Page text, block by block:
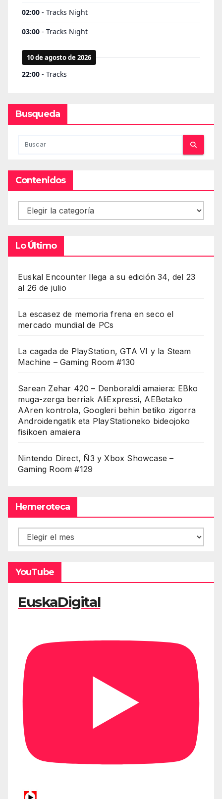
Busqueda
Contenidos
Contenidos
Lo Último
Euskal Encounter llega a su edición 34, del 23
al 26 de julio
La escasez de memoria frena en seco el
mercado mundial de PCs
La cagada de PlayStation, GTA VI y la Steam
Machine – Gaming Room #130
Sarean Zehar 420 – Denboraldi amaiera: EBko
muga-zerga berriak AliExpressi, AEBetako
AAren kontrola, Googleri behin betiko zigorra
Androidengatik eta PlayStationeko bideojoko
fisikoen amaiera
Nintendo Direct, Ñ3 y Xbox Showcase –
Gaming Room #129
Hemeroteca
Hemeroteca
YouTube
EuskaDigital